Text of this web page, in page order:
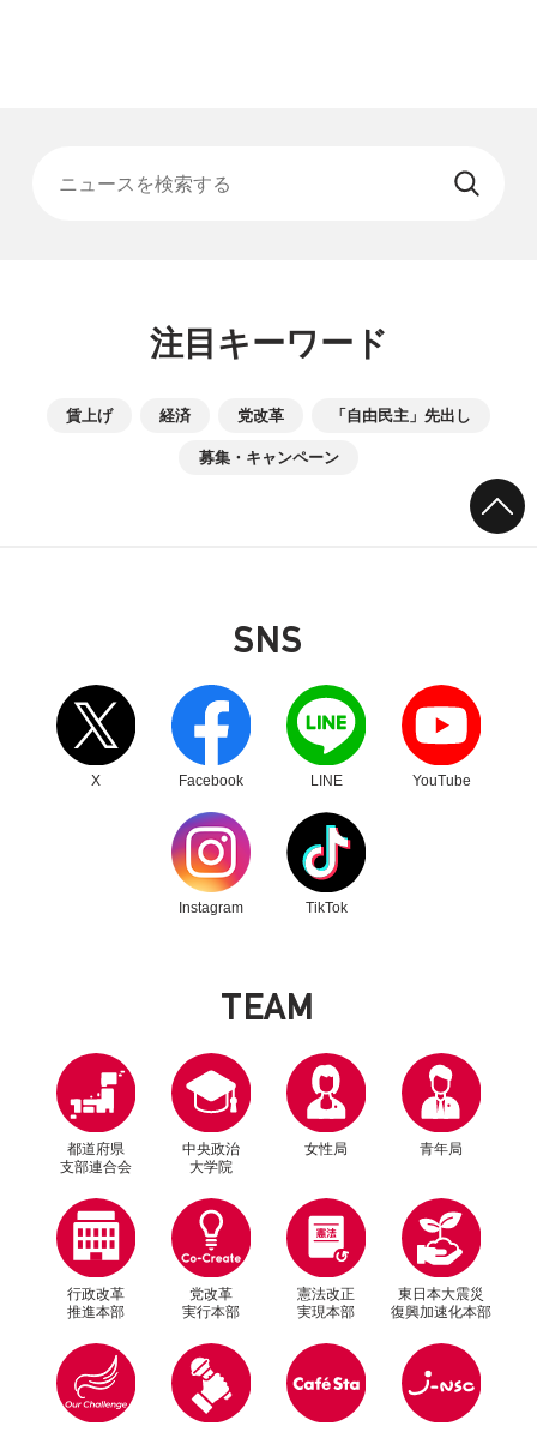
注目キーワード
賃上げ 経済 党改革 「自由民主」先出し
募集・キャンペーン
SNS
X
別ウィンドウリンク
Facebook
別ウィンドウリンク
LINE
別ウィンドウリンク
YouTube
別ウィンドウリンク
Instagram
別ウィンドウリンク
TikTok
別ウィンドウリンク
TEAM
都道府県
支部連合会
中央政治
大学院
女性局 青年局
行政改革
推進本部
党改革
実行本部
憲法改正
実現本部
東日本大震災
復興加速化本部
別ウィンドウリンク別ウィンドウリンク